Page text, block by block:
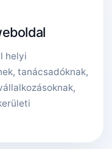
helyi
tanácsadóknak,